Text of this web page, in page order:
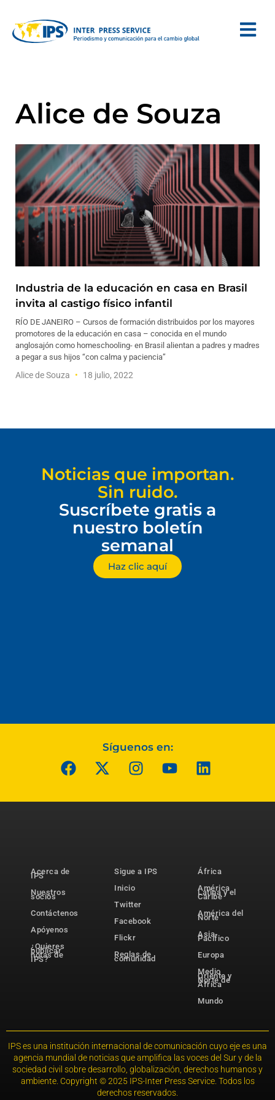
Alice de Souza
Industria de la educación en casa en Brasil
invita al castigo físico infantil
RÍO DE JANEIRO – Cursos de formación distribuidos por los mayores
promotores de la educación en casa – conocida en el mundo
anglosajón como homeschooling- en Brasil alientan a padres y madres
a pegar a sus hijos “con calma y paciencia”
Alice de Souza 18 julio, 2022
Noticias que importan.
Sin ruido.
Suscríbete gratis a
nuestro boletín
semanal
Haz clic aquí
Síguenos en:
Acerca de
IPS
Nuestros
socios
Contáctenos
Apóyenos
¿Quieres
publicar
notas de
IPS?
Sigue a IPS
Inicio
Twitter
Facebook
Flickr
Reglas de
comunidad
África
América
Latina y el
Caribe
América del
Norte
Asia-
Pacífico
Europa
Medio
Oriente y
Norte de
África
Mundo
IPS es una institución internacional de comunicación cuyo eje es una
agencia mundial de noticias que amplifica las voces del Sur y de la
sociedad civil sobre desarrollo, globalización, derechos humanos y
ambiente. Copyright © 2025 IPS-Inter Press Service. Todos los
derechos reservados.